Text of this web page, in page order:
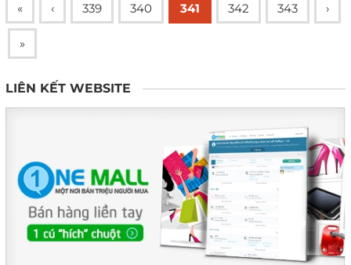
« ‹ 339 340 341 342 343 ›
»
LIÊN KẾT WEBSITE